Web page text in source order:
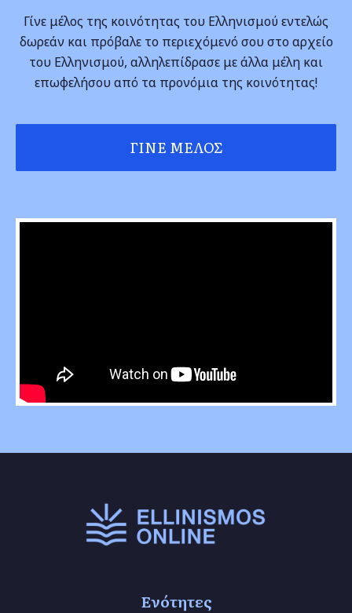
Γίνε μέλος της κοινότητας του Ελληνισμού εντελώς
δωρεάν και πρόβαλε το περιεχόμενό σου στο αρχείο
του Ελληνισμού, αλληλεπίδρασε με άλλα μέλη και
επωφελήσου από τα προνόμια της κοινότητας!
ΓΊΝΕ ΜΈΛΟΣ
Ενότητες